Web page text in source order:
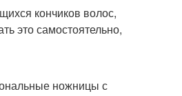
кончиков волос,
это самостоятельно,
ножницы с